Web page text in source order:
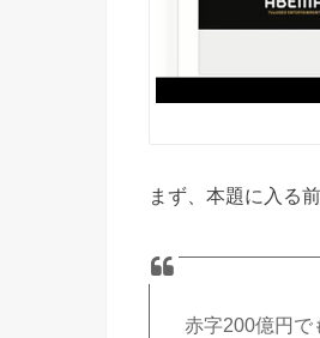
まず、本題に入る
赤字200億円で